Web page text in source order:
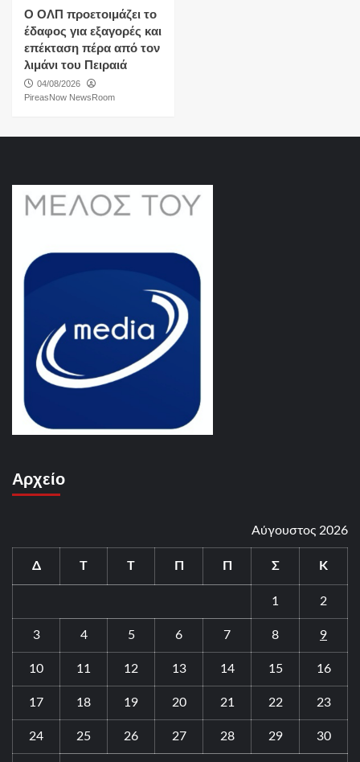
O ΟΛΠ προετοιμάζει το
έδαφος για εξαγορές και
επέκταση πέρα από τον
λιμάνι του Πειραιά
04/08/2026
PireasNow NewsRoom
Αρχείο
Αύγουστος 2026
Δ Τ Τ Π Π Σ Κ
1 2
3 4 5 6 7 8 9
10 11 12 13 14 15 16
17 18 19 20 21 22 23
24 25 26 27 28 29 30